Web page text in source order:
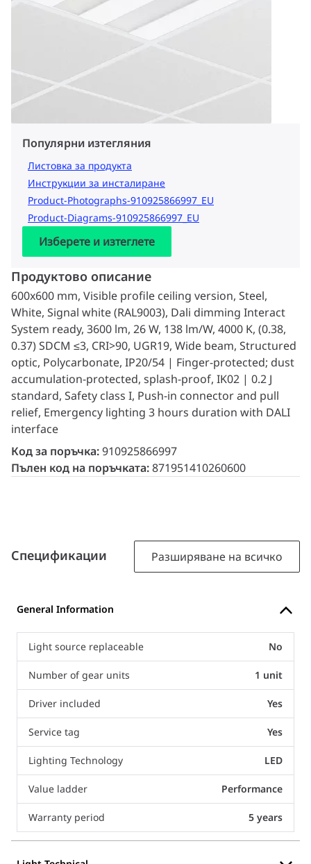
Популярни изтегляния
Листовка за продукта
Инструкции за инсталиране
Product-Photographs-910925866997_EU
Product-Diagrams-910925866997_EU
Изберете и изтеглете
Продуктово описание
600x600 mm, Visible profile ceiling version, Steel,
White, Signal white (RAL9003), Dali dimming Interact
System ready, 3600 lm, 26 W, 138 lm/W, 4000 K, (0.38,
0.37) SDCM ≤3, CRI>90, UGR19, Wide beam, Structured
optic, Polycarbonate, IP20/54 | Finger-protected; dust
accumulation-protected, splash-proof, IK02 | 0.2 J
standard, Safety class I, Push-in connector and pull
relief, Emergency lighting 3 hours duration with DALI
interface
Код за поръчка:910925866997
Пълен код на поръчката:871951410260600
Спецификации Разширяване на всичко
General Information
Light source replaceable No
Number of gear units 1 unit
Driver included Yes
Service tag Yes
Lighting Technology LED
Value ladder Performance
Warranty period 5 years